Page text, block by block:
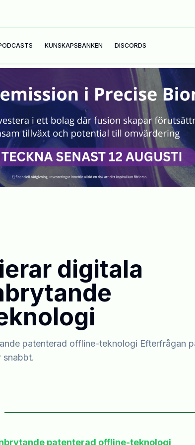
KUNSKAPSBANKEN DISCORDS
digitala
patenterad offline-teknologi Efterfrågan
snabbt.
patenterad offline-teknologi